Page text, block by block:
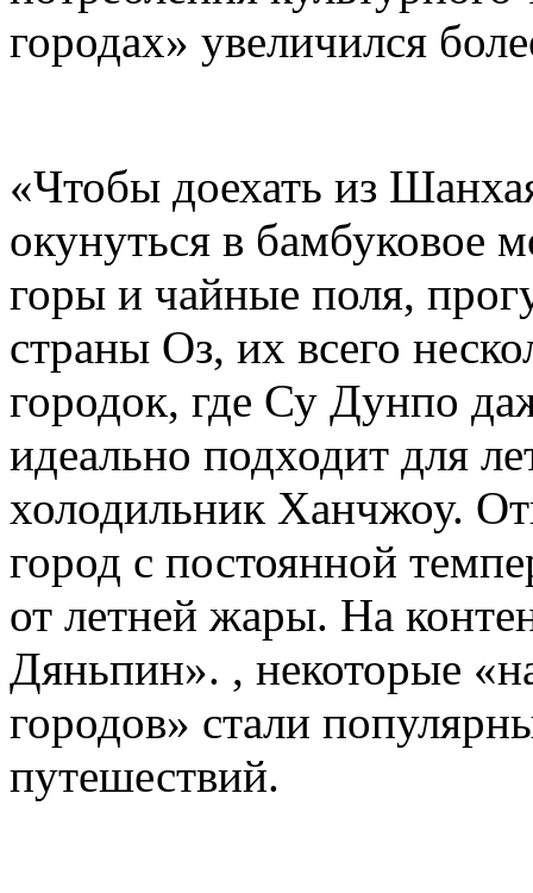
городах» увеличился
«Чтобы доехать из
окунуться в бамбуковое
горы и чайные поля,
страны Оз, их всего
городок, где Су Дунпо
идеально подходит для
холодильник Ханчжоу.
город с постоянной
от летней жары. На
Дяньпин». , некоторые
городов» стали
путешествий.